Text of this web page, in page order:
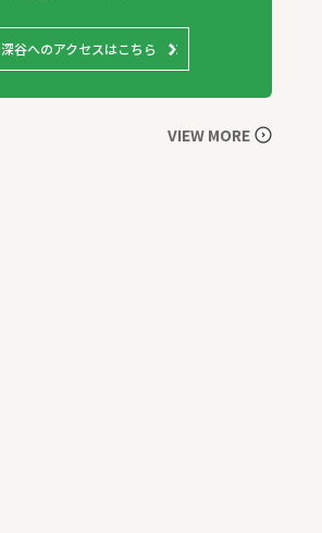
深谷へのアクセスはこちら
VIEW MORE